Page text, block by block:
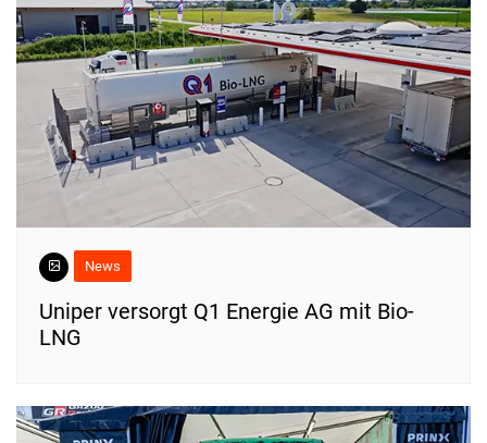
News
Uniper versorgt Q1 Energie AG mit Bio-
LNG